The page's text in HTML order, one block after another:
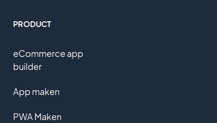
PRODUCT
eCommerce app
builder
App maken
PWA Maken